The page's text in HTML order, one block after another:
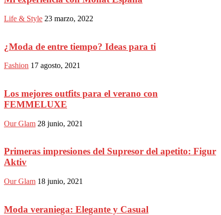
Life & Style 23 marzo, 2022
¿Moda de entre tiempo? Ideas para ti
Fashion 17 agosto, 2021
Los mejores outfits para el verano con
FEMMELUXE
Our Glam 28 junio, 2021
Primeras impresiones del Supresor del apetito: Figur
Aktiv
Our Glam 18 junio, 2021
Moda veraniega: Elegante y Casual